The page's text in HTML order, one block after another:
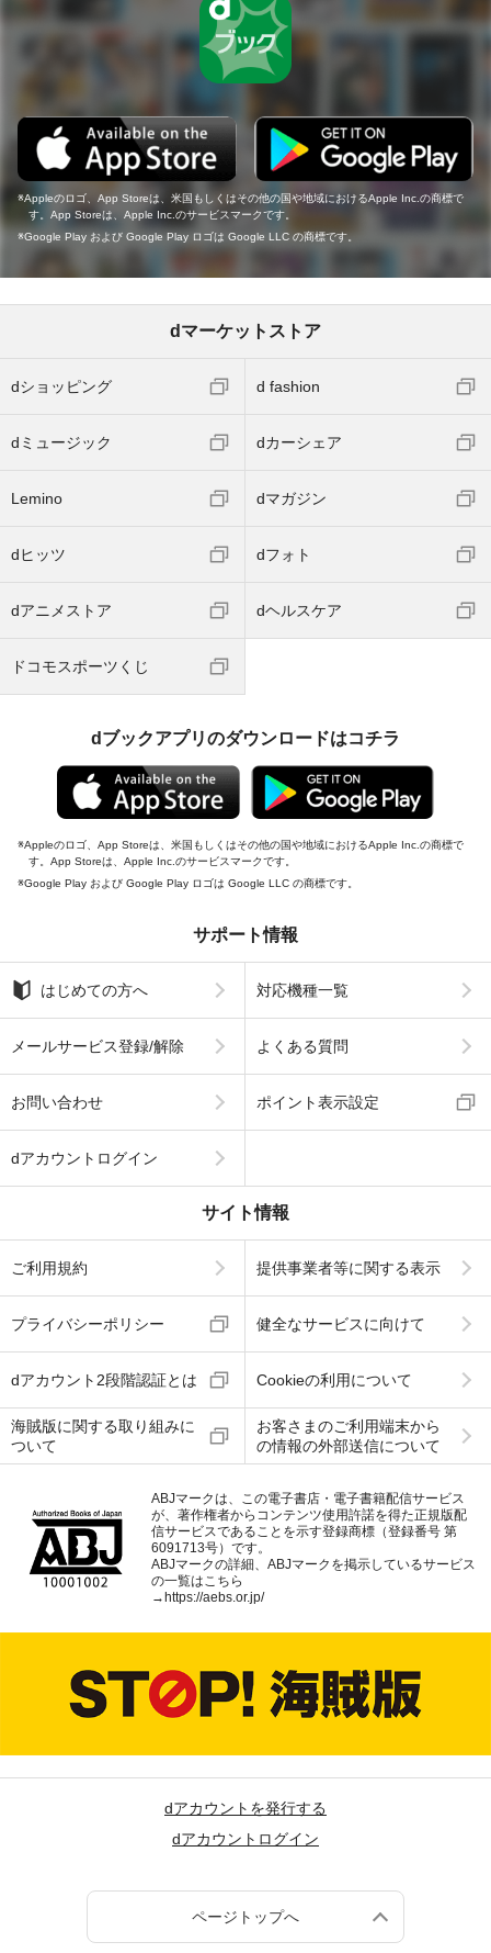
Appleのロゴ、App Storeは、米国もしくはその他の国や地域におけるApple Inc.の商標で
す。App Storeは、Apple Inc.のサービスマークです。
Google Play および Google Play ロゴは Google LLC の商標です。
dマーケットストア
dショッピング d fashion
dミュージック dカーシェア
Lemino dマガジン
dヒッツ dフォト
dアニメストア dヘルスケア
ドコモスポーツくじ
dブックアプリのダウンロードはコチラ
Appleのロゴ、App Storeは、米国もしくはその他の国や地域におけるApple Inc.の商標で
す。App Storeは、Apple Inc.のサービスマークです。
Google Play および Google Play ロゴは Google LLC の商標です。
サポート情報
はじめての方へ 対応機種一覧
メールサービス登録/解除 よくある質問
お問い合わせ ポイント表示設定
dアカウントログイン
サイト情報
ご利用規約 提供事業者等に関する表示
プライバシーポリシー 健全なサービスに向けて
dアカウント2段階認証とは Cookieの利用について
海賊版に関する取り組みに
ついて
お客さまのご利用端末から
の情報の外部送信について
ABJマークは、この電子書店・電子書籍配信サービス
が、著作権者からコンテンツ使用許諾を得た正規版配
信サービスであることを示す登録商標（登録番号 第
6091713号）です。
ABJマークの詳細、ABJマークを掲示しているサービス
の一覧はこちら
→ https://aebs.or.jp/
dアカウントを発行する
dアカウントログイン
ページトップへ